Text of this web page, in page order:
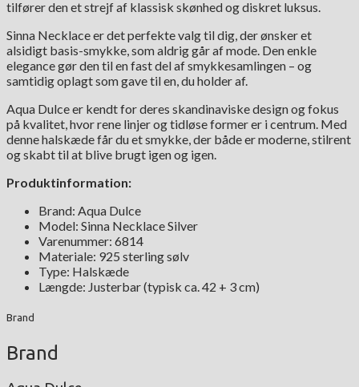
tilfører den et strejf af klassisk skønhed og diskret luksus.
Sinna Necklace er det perfekte valg til dig, der ønsker et
alsidigt basis-smykke, som aldrig går af mode. Den enkle
elegance gør den til en fast del af smykkesamlingen – og
samtidig oplagt som gave til en, du holder af.
Aqua Dulce er kendt for deres skandinaviske design og fokus
på kvalitet, hvor rene linjer og tidløse former er i centrum. Med
denne halskæde får du et smykke, der både er moderne, stilrent
og skabt til at blive brugt igen og igen.
Produktinformation:
Brand: Aqua Dulce
Model: Sinna Necklace Silver
Varenummer: 6814
Materiale: 925 sterling sølv
Type: Halskæde
Længde: Justerbar (typisk ca. 42 + 3 cm)
Brand
Brand